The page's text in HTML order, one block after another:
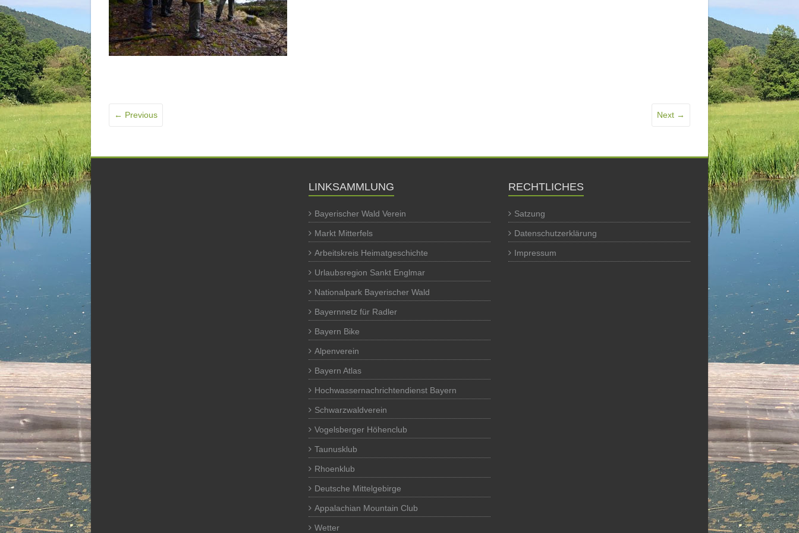
← Previous Next →
LINKSAMMLUNG
Bayerischer Wald Verein
Markt Mitterfels
Arbeitskreis Heimatgeschichte
Urlaubsregion Sankt Englmar
Nationalpark Bayerischer Wald
Bayernnetz für Radler
Bayern Bike
Alpenverein
Bayern Atlas
Hochwassernachrichtendienst Bayern
Schwarzwaldverein
Vogelsberger Höhenclub
Taunusklub
Rhoenklub
Deutsche Mittelgebirge
Appalachian Mountain Club
Wetter
RECHTLICHES
Satzung
Datenschutzerklärung
Impressum